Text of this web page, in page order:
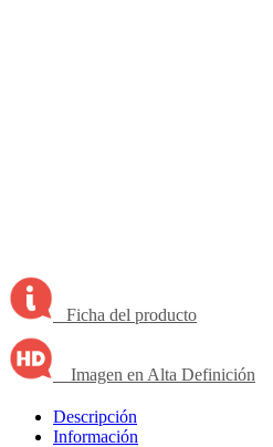
Ficha del producto
Imagen en Alta Definición
Descripción
Información